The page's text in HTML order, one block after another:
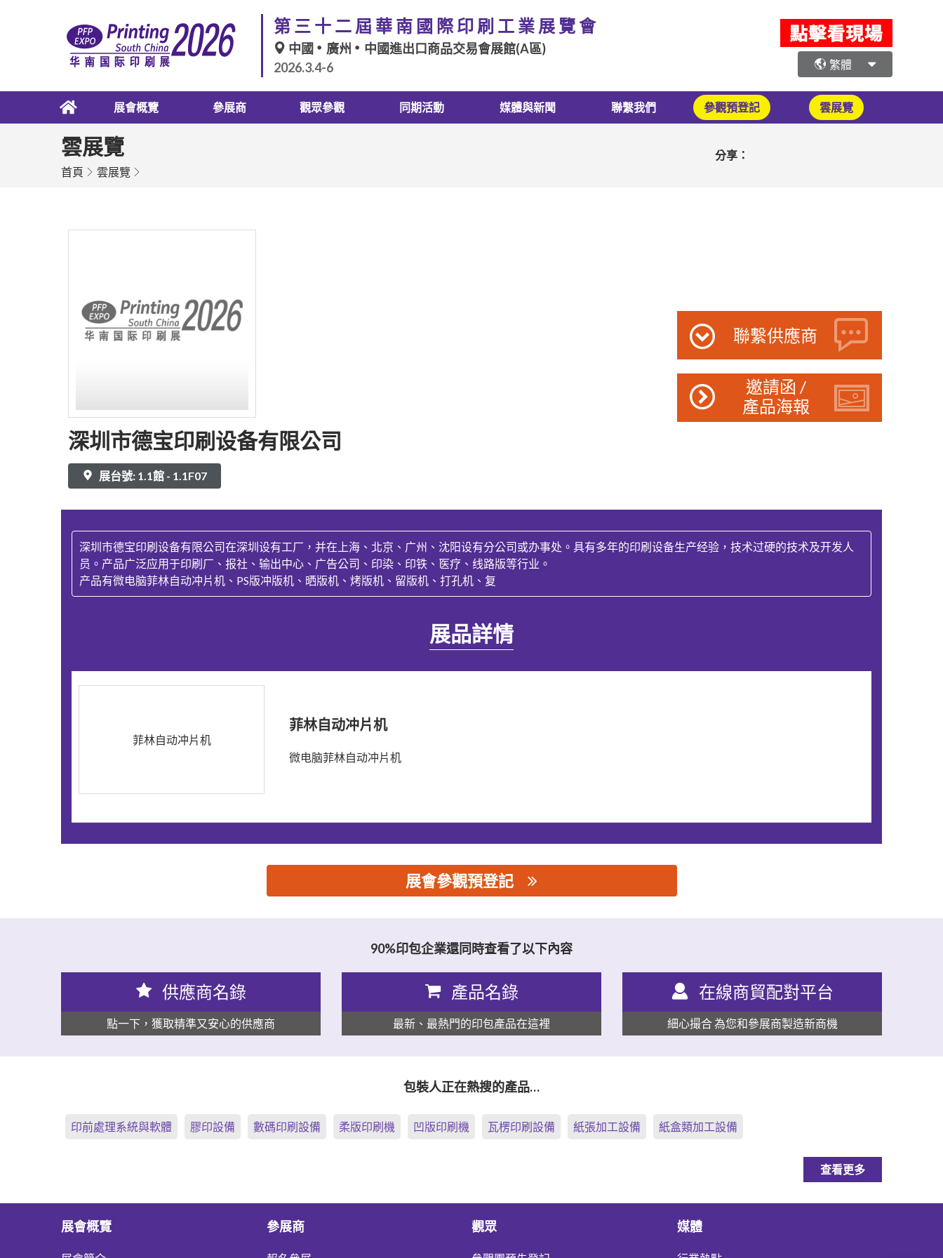
第三十二屆華南國際印刷工業展覽會
中國 廣州
中國進出口商品交易會展館(A區)
2026.3.4-6
繁體
展會概覽 參展商 觀眾參觀 同期活動 媒體與新聞 聯繫我們 參觀預登記 雲展覽
雲展覽
首頁 雲展覽
分享：
深圳市德宝印刷设备有限公司
展台號: 1.1館 - 1.1F07
聯繫供應商
邀請函 /
產品海報
深圳市德宝印刷设备有限公司在深圳设有工厂，并在上海、北京、广州、沈阳设有分公司或办事处。具有多年的印刷设备生产经验，技术过硬的技术及开发人
员。产品广泛应用于印刷厂、报社、输出中心、广告公司、印染、印铁、医疗、线路版等行业。
产品有微电脑菲林自动冲片机、PS版冲版机、晒版机、烤版机、留版机、打孔机、复
展品詳情
菲林自动冲片机
菲林自动冲片机
微电脑菲林自动冲片机
展會參觀預登記
90%印包企業還同時查看了以下內容
供應商名錄
點一下，獲取精準又安心的供應商
產品名錄
最新、最熱門的印包產品在這裡
在線商貿配對平台
細心撮合 為您和參展商製造新商機
包裝人正在熱搜的產品…
印前處理系統與軟體 膠印設備 數碼印刷設備 柔版印刷機 凹版印刷機 瓦楞印刷設備 紙張加工設備 紙盒類加工設備
查看更多
展會概覽 參展商 觀眾 媒體